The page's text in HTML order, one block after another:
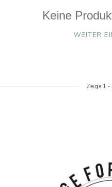
Keine
WEITER
Zeige 1 -